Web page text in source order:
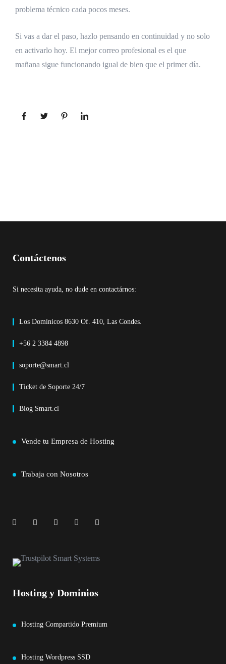
problema técnico cada pocos meses.
Si vas a dar el paso, hazlo pensando en continuidad y no solo
en activarlo hoy. El mejor correo profesional es el que
mañana sigue funcionando igual de bien que el primer día.
Contáctenos
Si necesita ayuda, no dude en contactárnos:
Los Domínicos 8630 Of. 410, Las Condes.
+56 2 3384 4898
soporte@smart.cl
Ticket de Soporte 24/7
Blog Smart.cl
Vende tu Empresa de Hosting
Trabaja con Nosotros
Hosting y Dominios
Hosting Compartido Premium
Hosting Wordpress SSD